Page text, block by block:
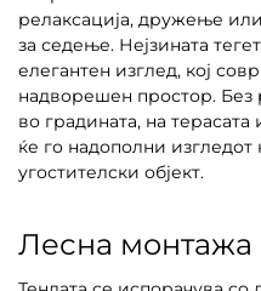
релаксација, дружење
за седење. Нејзината
елегантен изглед, кој
надворешен простор. Без
во градината, на терасата
ќе го надополни
угостителски објект.
Лесна монтажа